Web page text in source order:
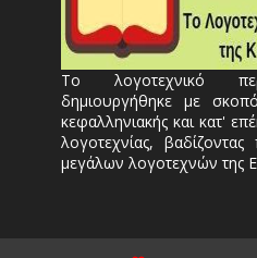
Το λογοτεχνικό
δημιουργήθηκε με
κεφαλληνιακής και κατ'
λογοτεχνίας,
μεγάλων λογοτεχνών της